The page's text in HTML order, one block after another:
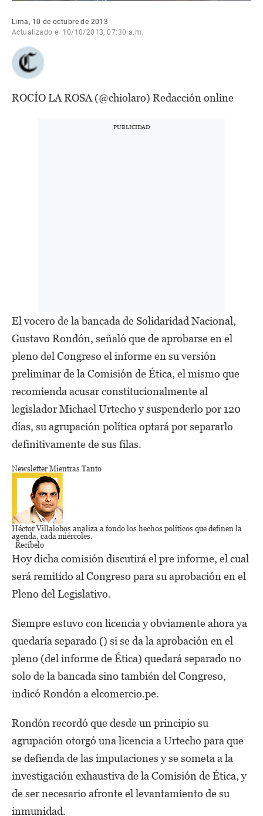
Lima, 10 de octubre de 2013
Actualizado el 10/10/2013, 07:30 a.m.
ROCÍO LA ROSA (@chiolaro) Redacción online
El vocero de la bancada de Solidaridad Nacional,
Gustavo Rondón, señaló que de aprobarse en el
pleno del Congreso el informe en su versión
preliminar de la Comisión de Ética, el mismo que
recomienda acusar constitucionalmente al
legislador Michael Urtecho y suspenderlo por 120
días, su agrupación política optará por separarlo
definitivamente de sus filas.
Newsletter Mientras Tanto
Héctor Villalobos analiza a fondo los hechos políticos que definen la
agenda, cada miércoles.
Recíbelo
Hoy dicha comisión discutirá el pre informe, el cual
será remitido al Congreso para su aprobación en el
Pleno del Legislativo.
Siempre estuvo con licencia y obviamente ahora ya
quedaría separado () si se da la aprobación en el
pleno (del informe de Ética) quedará separado no
solo de la bancada sino también del Congreso,
indicó Rondón a elcomercio.pe.
Rondón recordó que desde un principio su
agrupación otorgó una licencia a Urtecho para que
se defienda de las imputaciones y se someta a la
investigación exhaustiva de la Comisión de Ética, y
de ser necesario afronte el levantamiento de su
inmunidad.